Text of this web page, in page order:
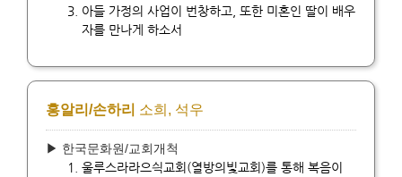
아들 가정의 사업이 번창하고, 또한 미혼인 딸이 배우
자를 만나게 하소서
홍알리/손하리 소희, 석우
▶ 한국문화원/교회개척
울루스라라으싁교회(열방의빛교회)를 통해 복음이